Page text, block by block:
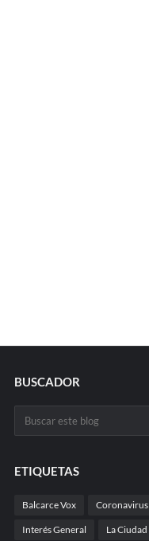
BUSCADOR
ETIQUETAS
Balcarce Vox Coronavirus
Interés General La Ciudad